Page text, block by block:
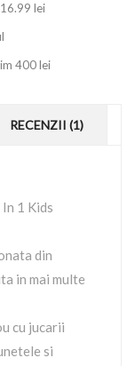
lei
400 lei
RECENZII (1)
1 Kids
din
in mai multe
cu jucarii
si